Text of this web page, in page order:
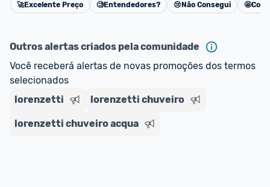
Cancelar
🚀Excelente Preço 🧐Entendedores? 😢 Não Consegui 🤩
Outros alertas criados pela comunidade
Você receberá alertas de novas promoções dos termos
selecionados
lorenzetti
lorenzetti chuveiro
lorenzetti chuveiro acqua